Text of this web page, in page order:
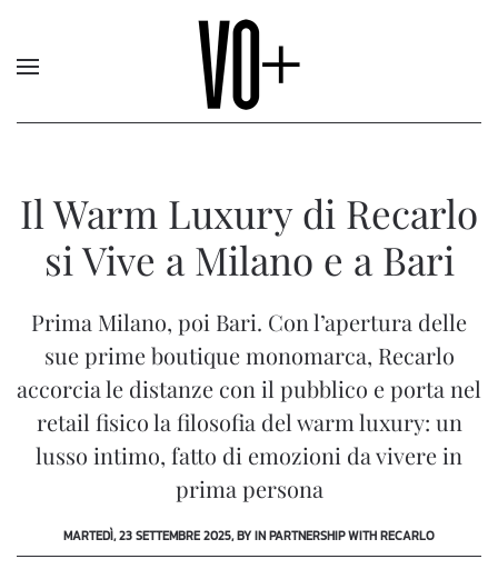
Il Warm Luxury di Recarlo
si Vive a Milano e a Bari
Prima Milano, poi Bari. Con l’apertura delle
sue prime boutique monomarca, Recarlo
accorcia le distanze con il pubblico e porta nel
retail fisico la filosofia del warm luxury: un
lusso intimo, fatto di emozioni da vivere in
prima persona
MARTEDÌ, 23 SETTEMBRE 2025, BY IN PARTNERSHIP WITH RECARLO